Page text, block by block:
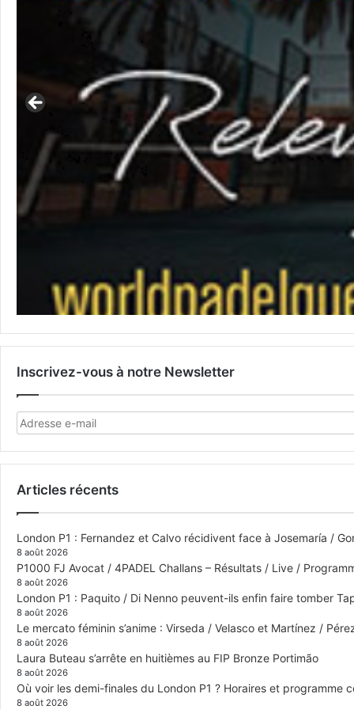
Inscrivez-vous à notre Newsletter
Articles récents
London P1 : Fernandez et Calvo récidivent face à Josemaría /
8 août 2026
P1000 FJ Avocat / 4PADEL Challans – Résultats / Live /
8 août 2026
London P1 : Paquito / Di Nenno peuvent-ils enfin faire tomber
8 août 2026
Le mercato féminin s’anime : Virseda / Velasco et Martínez /
8 août 2026
Laura Buteau s’arrête en huitièmes au FIP Bronze Portimão
8 août 2026
Où voir les demi-finales du London P1 ? Horaires et programme
8 août 2026